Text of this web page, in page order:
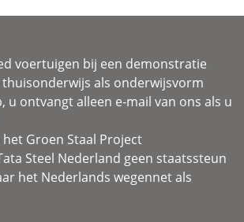
voertuigen bij een demonstratie
thuisonderwijs als onderwijsvorm
u ontvangt alleen e-mail van ons als u
het Groen Staal Project
Steel Nederland geen staatssteun
het Nederlands wegennet als